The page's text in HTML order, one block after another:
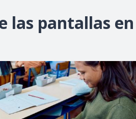
las pantallas en